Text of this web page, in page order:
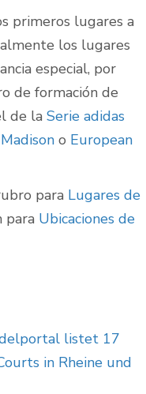
primeros lugares a
los lugares
especial, por
de formación de
de la Serie adidas
o European
para Lugares de
para Ubicaciones de
listet 17
in Rheine und